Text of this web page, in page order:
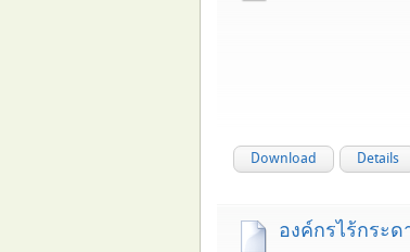
Download Details
องค์กรไร้กระดา